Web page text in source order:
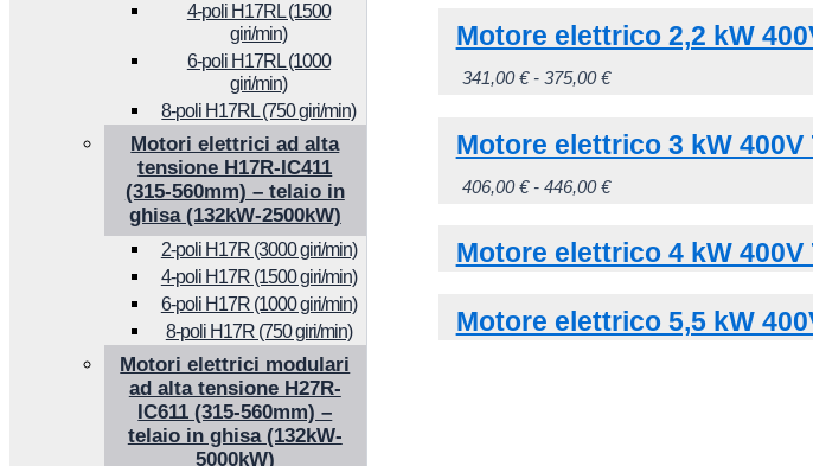
4-poli H17RL (1500
giri/min)
6-poli H17RL (1000
giri/min)
8-poli H17RL (750 giri/min)
Motori elettrici ad alta
tensione H17R-IC411
(315-560mm) – telaio in
ghisa (132kW-2500kW)
2-poli H17R (3000 giri/min)
4-poli H17R (1500 giri/min)
6-poli H17R (1000 giri/min)
8-poli H17R (750 giri/min)
Motori elettrici modulari
ad alta tensione H27R-
IC611 (315-560mm) –
telaio in ghisa (132kW-
5000kW)
del
prodotto
scelte
nella
del
prodotto
a
Le
scelte
nella
del
prezzo:
da
ha
più
Le
possono
scelte
pagina
Motore elettrico 2,2 kW
341,00€ - 375,00€Fascia
prezzo:
da
a
Questo
ha
più
Le
possono
essere
Motore elettrico 3 kW
406,00€ - 446,00€Fascia
prezzo:
406,00 €
Questo
ha
varianti.
Motore elettrico 4 kW
Motore elettrico 5,5 kW